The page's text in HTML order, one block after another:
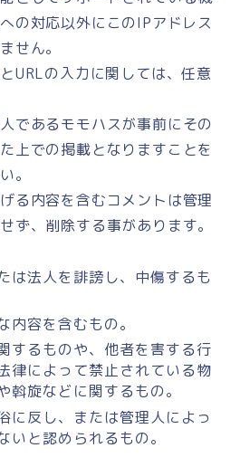
の対応以外にこのIPアドレス
せん。
URLの入力に関しては、任意
であるモモハスが事前にその
上での掲載となりますことを
。
る内容を含むコメントは管理
ず、削除する事があります。
は法人を誹謗し、中傷するも
内容を含むもの。
するものや、他者を害する行
律によって禁止されている物
斡旋などに関するもの。
に反し、または管理人によっ
いと認められるもの。